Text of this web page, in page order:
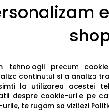
tehnologii precum
continutul si a analiza
la utilizarea acestei
despre cookie-urile pe
te rugam sa vizitezi
USB, Ethernet,
Apple
cu text clar și
prelungită a capului de